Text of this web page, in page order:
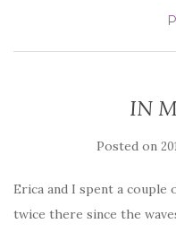
IN
Posted on
Erica and I spent a couple
twice there since the